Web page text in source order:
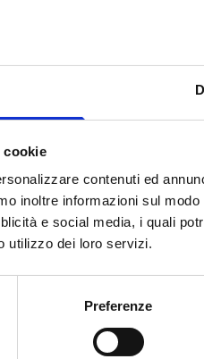
cookie
contenuti ed
inoltre informazioni sul
e social media, i quali
utilizzo dei loro servizi.
Preferenze
essere anche
in uno qualsiasi degli
(OCT) oppure
Euro
(voucher) è il seguente: